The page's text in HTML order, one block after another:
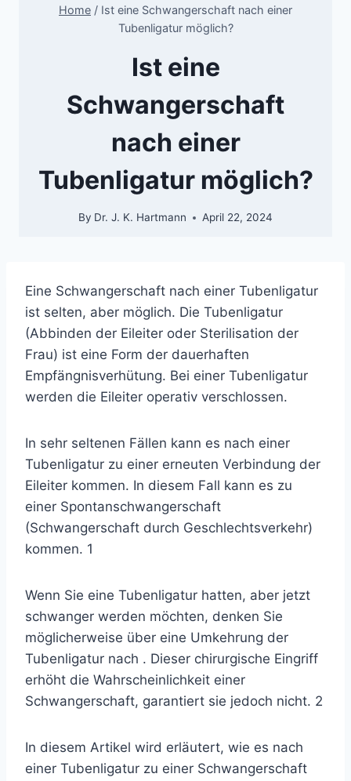
Home / Ist eine Schwangerschaft nach einer
Tubenligatur möglich?
Ist eine
Schwangerschaft
nach einer
Tubenligatur möglich?
By Dr. J. K. Hartmann April 22, 2024
Eine Schwangerschaft nach einer Tubenligatur
ist selten, aber möglich. Die Tubenligatur
(Abbinden der Eileiter oder Sterilisation der
Frau) ist eine Form der dauerhaften
Empfängnisverhütung. Bei einer Tubenligatur
werden die Eileiter operativ verschlossen.
In sehr seltenen Fällen kann es nach einer
Tubenligatur zu einer erneuten Verbindung der
Eileiter kommen. In diesem Fall kann es zu
einer Spontanschwangerschaft
(Schwangerschaft durch Geschlechtsverkehr)
kommen. 1
Wenn Sie eine Tubenligatur hatten, aber jetzt
schwanger werden möchten, denken Sie
möglicherweise über eine Umkehrung der
Tubenligatur nach . Dieser chirurgische Eingriff
erhöht die Wahrscheinlichkeit einer
Schwangerschaft, garantiert sie jedoch nicht. 2
In diesem Artikel wird erläutert, wie es nach
einer Tubenligatur zu einer Schwangerschaft